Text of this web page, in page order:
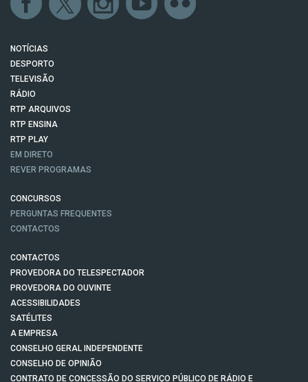
NOTÍCIAS
DESPORTO
TELEVISÃO
RÁDIO
RTP ARQUIVOS
RTP ENSINA
RTP PLAY
EM DIRETO
REVER PROGRAMAS
CONCURSOS
PERGUNTAS FREQUENTES
CONTACTOS
CONTACTOS
PROVEDORA DO TELESPECTADOR
PROVEDORA DO OUVINTE
ACESSIBILIDADES
SATÉLITES
A EMPRESA
CONSELHO GERAL INDEPENDENTE
CONSELHO DE OPINIÃO
CONTRATO DE CONCESSÃO DO SERVIÇO PÚBLICO DE RÁDIO E